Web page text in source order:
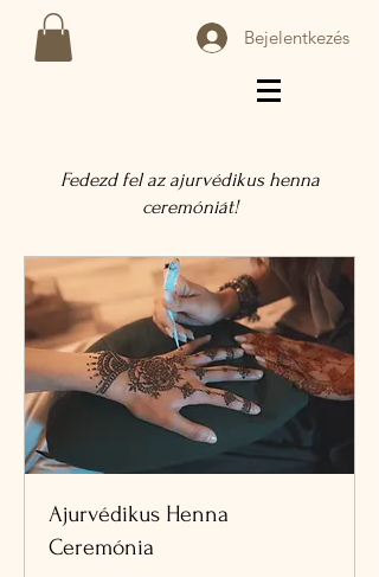
Bejelentkezés
Fedezd fel az ajurvédikus henna
ceremóniát!
Ajurvédikus Henna
Ceremónia